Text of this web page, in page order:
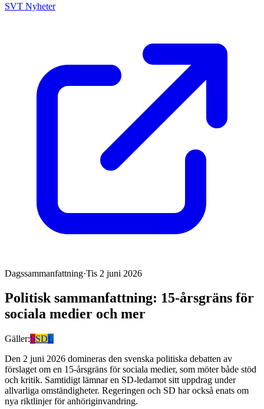
SVT Nyheter
Dagssammanfattning·Tis 2 juni 2026
Politisk sammanfattning: 15-årsgräns för
sociala medier och mer
Gäller:SSDL
Den 2 juni 2026 domineras den svenska politiska debatten av
förslaget om en 15-årsgräns för sociala medier, som möter både stöd
och kritik. Samtidigt lämnar en SD-ledamot sitt uppdrag under
allvarliga omständigheter. Regeringen och SD har också enats om
nya riktlinjer för anhöriginvandring.